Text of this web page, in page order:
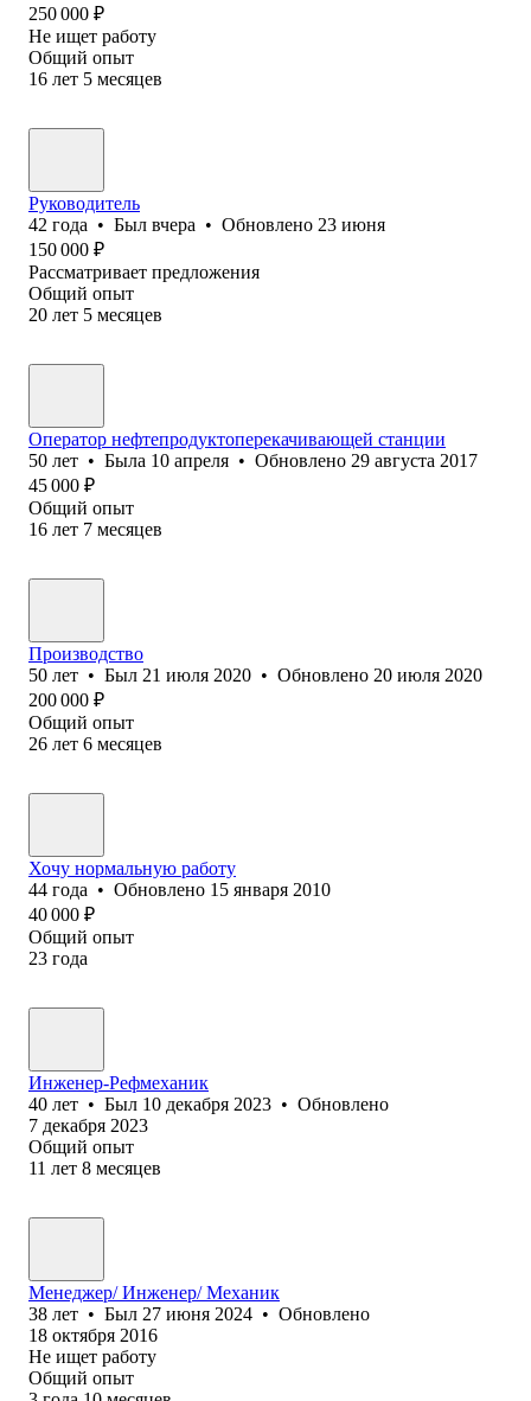
250 000 ₽
Не ищет работу
Общий опыт
16 лет 5 месяцев
Руководитель
42 года • Был вчера • Обновлено 23 июня
150 000 ₽
Рассматривает предложения
Общий опыт
20 лет 5 месяцев
Оператор нефтепродукто⁢перекачивающей станции
50 лет • Была 10 апреля • Обновлено 29 августа 2017
45 000 ₽
Общий опыт
16 лет 7 месяцев
Производство
50 лет • Был 21 июля 2020 • Обновлено 20 июля 2020
200 000 ₽
Общий опыт
26 лет 6 месяцев
Хочу нормальную работу
44 года • Обновлено 15 января 2010
40 000 ₽
Общий опыт
23 года
Инженер-Рефмеханик
40 лет • Был 10 декабря 2023 • Обновлено
7 декабря 2023
Общий опыт
11 лет 8 месяцев
Менеджер/ Инженер/ Механик
38 лет • Был 27 июня 2024 • Обновлено
18 октября 2016
Не ищет работу
Общий опыт